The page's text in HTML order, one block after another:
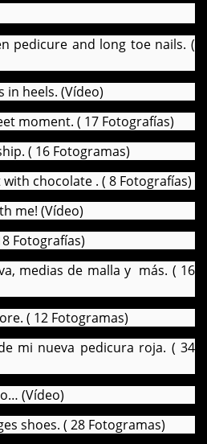
pedicure and long toe nails. (
in heels. (Vídeo)
moment. ( 17 Fotografías)
( 16 Fotogramas)
chocolate . ( 8 Fotografías)
me! (Vídeo)
Fotografías)
medias de malla y más. ( 16
( 12 Fotogramas)
mi nueva pedicura roja. ( 34
(Vídeo)
shoes. ( 28 Fotogramas)